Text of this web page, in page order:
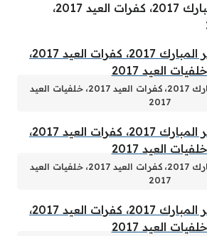
صور عيد الفطر المبارك 2017، كفرات العيد 2017،
صور عيد الفطر المبارك 2017، كفرات العيد 2017، خلفيات العيد
2017
صور عيد الفطر المبارك 2017، كفرات العيد 2017، خلفيات العيد
2017